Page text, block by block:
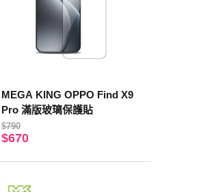
MEGA KING OPPO Find X9
Pro 滿版玻璃保護貼
$790
$670